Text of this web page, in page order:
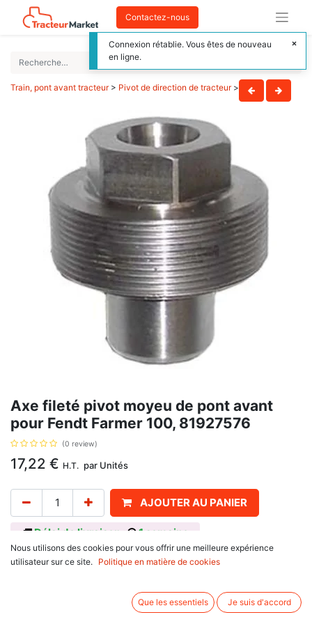
Contactez-nous
Train, pont avant tracteur> Pivot de direction de tracteur>
Axe fileté pivot moyeu de pont avant
pour Fendt Farmer 100, 81927576
(0 review)
17,22 € H.T. par Unités
AJOUTER AU PANIER
Délai de livraison : 1 semaine
Pivot pour 4 Roues motrices, référence d'origine : 81927576, ZP1927576,
600 Series : 5600, 6600
Nous utilisons des cookies pour vous offrir une meilleure expérience
utilisateur sur ce site.
Politique en matière de cookies
Que les essentiels Je suis d'accord
Connexion rétablie. Vous êtes de nouveau
en ligne.